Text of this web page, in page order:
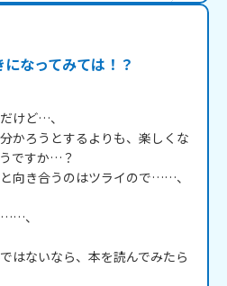
なってみては！？
けど…、
かろうとするよりも、楽しくな
ですか…？
向き合うのはツライので……、
、
はないなら、本を読んでみたら